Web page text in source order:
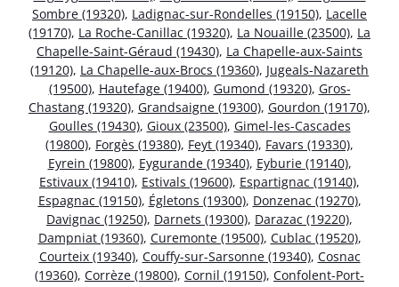
Sombre (19320), Ladignac-sur-Rondelles (19150), Lacelle
(19170), La Roche-Canillac (19320), La Nouaille (23500), La
Chapelle-Saint-Géraud (19430), La Chapelle-aux-Saints
(19120), La Chapelle-aux-Brocs (19360), Jugeals-Nazareth
(19500), Hautefage (19400), Gumond (19320), Gros-
Chastang (19320), Grandsaigne (19300), Gourdon (19170),
Goulles (19430), Gioux (23500), Gimel-les-Cascades
(19800), Forgès (19380), Feyt (19340), Favars (19330),
Eyrein (19800), Eygurande (19340), Eyburie (19140),
Estivaux (19410), Estivals (19600), Espartignac (19140),
Espagnac (19150), Égletons (19300), Donzenac (19270),
Davignac (19250), Darnets (19300), Darazac (19220),
Dampniat (19360), Curemonte (19500), Cublac (19520),
Courteix (19340), Couffy-sur-Sarsonne (19340), Cosnac
(19360), Corrèze (19800), Cornil (19150), Confolent-Port-